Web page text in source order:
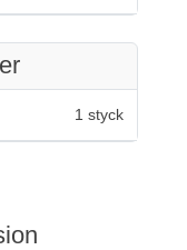
1 styck